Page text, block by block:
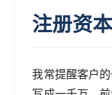
注册资
我常提醒客户